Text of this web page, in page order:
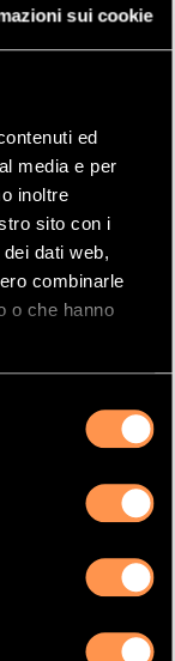
sui cookie
ed
media e per
inoltre
sito con i
dati web,
combinarle
o che hanno